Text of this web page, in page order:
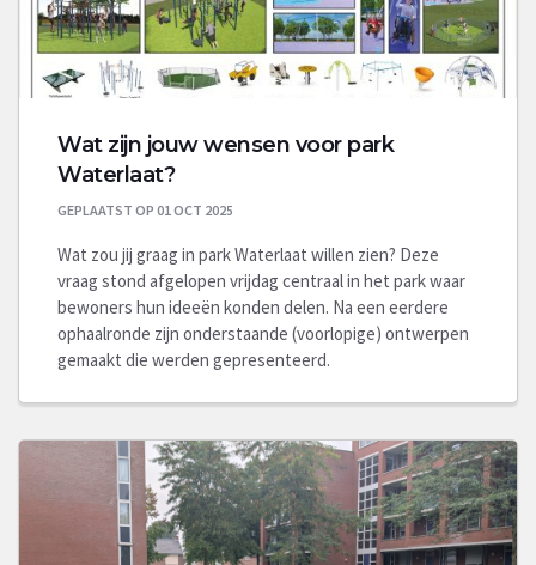
Wat zijn jouw wensen voor park
Waterlaat?
GEPLAATST OP 01 OCT 2025
Wat zou jij graag in park Waterlaat willen zien? Deze
vraag stond afgelopen vrijdag centraal in het park waar
bewoners hun ideeën konden delen. Na een eerdere
ophaalronde zijn onderstaande (voorlopige) ontwerpen
gemaakt die werden gepresenteerd.